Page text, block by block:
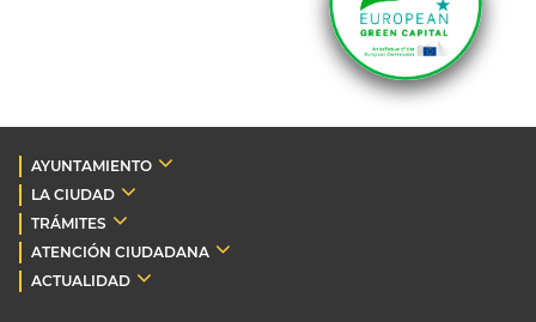
AYUNTAMIENTO
LA CIUDAD
TRÁMITES
ATENCIÓN CIUDADANA
ACTUALIDAD